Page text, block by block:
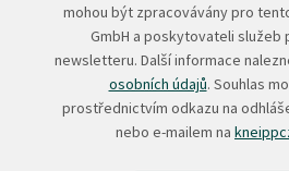
mohou být zpracovávány pro
GmbH a poskytovateli služeb
newsletteru. Další informace
osobních údajů. Souhlas
prostřednictvím odkazu na
nebo e-mailem na